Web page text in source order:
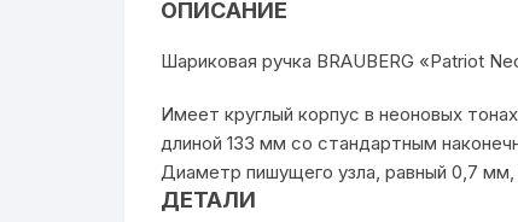
ОПИСАНИЕ
Шариковая ручка BRAUBERG «Patriot
Имеет круглый корпус в неоновых
длиной 133 мм со стандартным
Диаметр пишущего узла, равный 0,7
ДЕТАЛИ